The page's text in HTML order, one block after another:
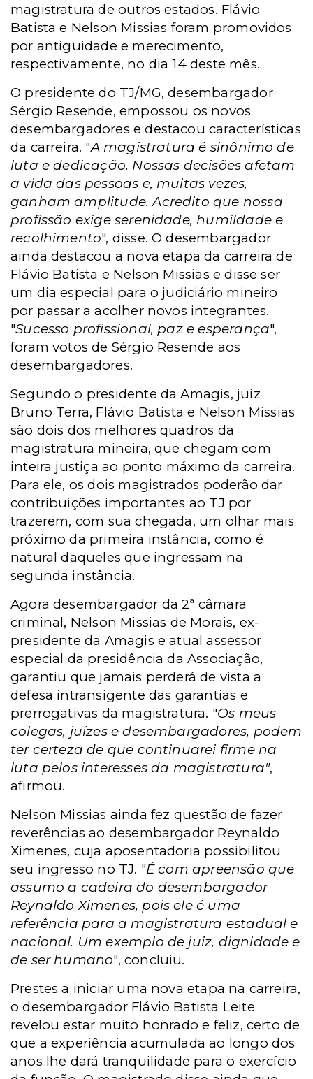
magistratura de outros estados. Flávio
Batista e Nelson Missias foram promovidos
por antiguidade e merecimento,
respectivamente, no dia 14 deste mês.
O presidente do TJ/MG, desembargador
Sérgio Resende, empossou os novos
desembargadores e destacou características
da carreira. "A magistratura é sinônimo de
luta e dedicação. Nossas decisões afetam
a vida das pessoas e, muitas vezes,
ganham amplitude. Acredito que nossa
profissão exige serenidade, humildade e
recolhimento", disse. O desembargador
ainda destacou a nova etapa da carreira de
Flávio Batista e Nelson Missias e disse ser
um dia especial para o judiciário mineiro
por passar a acolher novos integrantes.
"Sucesso profissional, paz e esperança",
foram votos de Sérgio Resende aos
desembargadores.
Segundo o presidente da Amagis, juiz
Bruno Terra, Flávio Batista e Nelson Missias
são dois dos melhores quadros da
magistratura mineira, que chegam com
inteira justiça ao ponto máximo da carreira.
Para ele, os dois magistrados poderão dar
contribuições importantes ao TJ por
trazerem, com sua chegada, um olhar mais
próximo da primeira instância, como é
natural daqueles que ingressam na
segunda instância.
Agora desembargador da 2ª câmara
criminal, Nelson Missias de Morais, ex-
presidente da Amagis e atual assessor
especial da presidência da Associação,
garantiu que jamais perderá de vista a
defesa intransigente das garantias e
prerrogativas da magistratura. "Os meus
colegas, juízes e desembargadores, podem
ter certeza de que continuarei firme na
luta pelos interesses da magistratura",
afirmou.
Nelson Missias ainda fez questão de fazer
reverências ao desembargador Reynaldo
Ximenes, cuja aposentadoria possibilitou
seu ingresso no TJ. "É com apreensão que
assumo a cadeira do desembargador
Reynaldo Ximenes, pois ele é uma
referência para a magistratura estadual e
nacional. Um exemplo de juiz, dignidade e
de ser humano", concluiu.
Prestes a iniciar uma nova etapa na carreira,
o desembargador Flávio Batista Leite
revelou estar muito honrado e feliz, certo de
que a experiência acumulada ao longo dos
anos lhe dará tranquilidade para o exercício